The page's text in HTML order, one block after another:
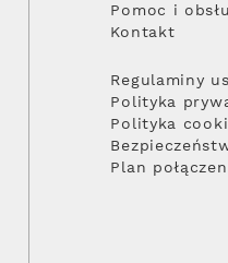
Pomoc i
Kontakt
Regulaminy
Polityka
Polityka
Plan